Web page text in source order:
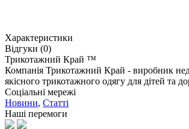
Характеристики
Відгуки (0)
Трикотажний Край ™
Компанія Трикотажний Край - виробник
якісного трикотажного одягу для дітей та
Соціальні мережі
Новини, Статті
Наші перемоги